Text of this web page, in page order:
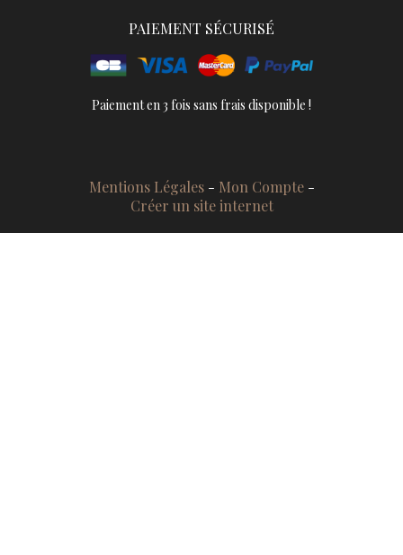
PAIEMENT SÉCURISÉ
Paiement en 3 fois sans frais disponible !
Mentions Légales
Mon Compte
Créer un site internet